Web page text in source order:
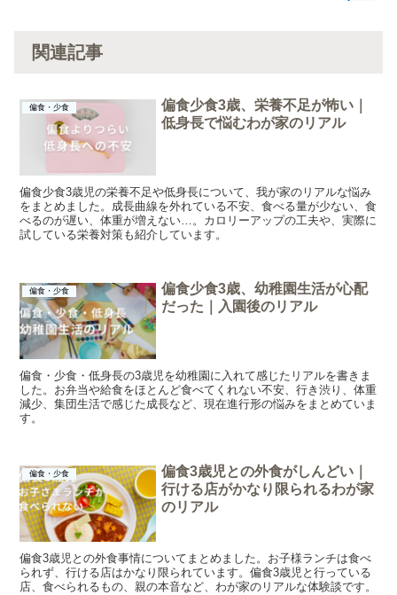
関連記事
偏食・少食
偏食少食3歳、栄養不足が怖い｜
低身長で悩むわが家のリアル
偏食少食3歳児の栄養不足や低身長について、我が家のリアルな悩み
をまとめました。成長曲線を外れている不安、食べる量が少ない、食
べるのが遅い、体重が増えない…。カロリーアップの工夫や、実際に
試している栄養対策も紹介しています。
偏食・少食
偏食少食3歳、幼稚園生活が心配
だった｜入園後のリアル
偏食・少食・低身長の3歳児を幼稚園に入れて感じたリアルを書きま
した。お弁当や給食をほとんど食べてくれない不安、行き渋り、体重
減少、集団生活で感じた成長など、現在進行形の悩みをまとめていま
す。
偏食・少食
偏食3歳児との外食がしんどい｜
行ける店がかなり限られるわが家
のリアル
偏食3歳児との外食事情についてまとめました。お子様ランチは食べ
られず、行ける店はかなり限られています。偏食3歳児と行っている
店、食べられるもの、親の本音など、わが家のリアルな体験談です。